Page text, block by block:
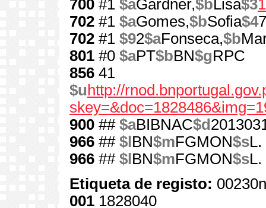
700 #1 $aGardner,$bLisa$3
702 #1 $aGomes,$bSofia$4
702 #1 $92$aFonseca,$b
801 #0 $aPT$bBN$gRPC
856 41
$u http://
900 ## $aBIBNAC$d
966 ## $l BN$mFGMON$sL.
966 ## $l BN$mFGMON$sL.
Etiqueta de registo:
001 1828040